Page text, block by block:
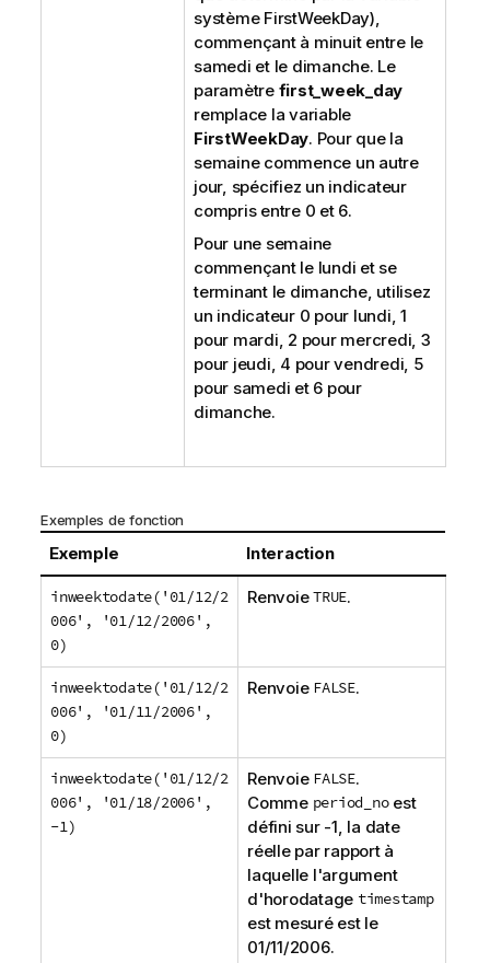
système FirstWeekDay),
commençant à minuit entre le
samedi et le dimanche. Le
paramètre first_week_day
remplace la variable
FirstWeekDay. Pour que la
semaine commence un autre
jour, spécifiez un indicateur
compris entre 0 et 6.
Pour une semaine
commençant le lundi et se
terminant le dimanche, utilisez
un indicateur 0 pour lundi, 1
pour mardi, 2 pour mercredi, 3
pour jeudi, 4 pour vendredi, 5
pour samedi et 6 pour
dimanche.
Exemples de fonction
Exemple Interaction
inweektodate('01/12/2
006', '01/12/2006',
0)
RenvoieTRUE.
inweektodate('01/12/2
006', '01/11/2006',
0)
Renvoie FALSE.
inweektodate('01/12/2
006', '01/18/2006',
-1)
Renvoie FALSE.
Comme period_noest
défini sur -1 , la date
réelle par rapport à
laquelle l'argument
d'horodatage timestamp
est mesuré est le
01/11/2006.